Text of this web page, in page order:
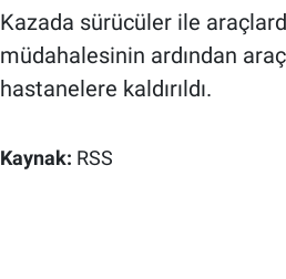
Kazada sürücüler ile
müdahalesinin ardından
hastanelere kaldırıldı.
Kaynak: RSS